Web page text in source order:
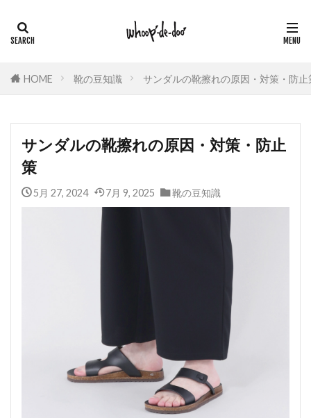
HOME 靴の豆知識 サンダルの靴擦れの原因・対策・防止
サンダルの靴擦れの原因・対策・防止
策
5月 27, 2024 7月 9, 2025 靴の豆知識